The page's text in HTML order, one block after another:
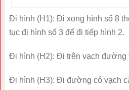
Đi hình (H1): Đi xong hình số 8
tục đi hình số 3 để đi tiếp hình 2.
Đi hình (H2): Đi trên vạch đường
Đi hình (H3): Đi đường có vạch